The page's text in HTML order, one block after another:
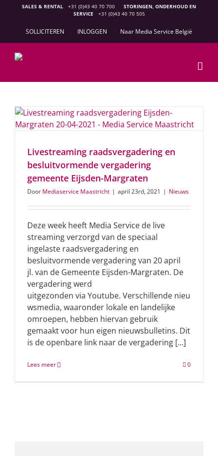
SALES & RENTAL +31 (0)43 40 70 700
STORINGEN, ONDERHOUD EN
SERVICE
+31 (0)43 40 70 505
SOLLICITEREN INLOGGEN Naar Media Service België
Livestreaming raadsvergadering en
besluitvormende vergadering
gemeente Eijsden-Margraten
Door Mediaservice Maastricht | april 23rd, 2021 | Nieuws
Deze week heeft Media Service de live
streaming verzorgd van de speciaal
ingelaste raadsvergadering en
besluitvormende vergadering van 20 april
jl. van de Gemeente Eijsden-Margraten. De
vergadering werd
uitgezonden via Youtube. Verschillende nieu
wsmedia, waaronder lokale en landelijke
omroepen, hebben hiervan gebruik
gemaakt voor hun eigen nieuwsbulletins. Dit
is de openbare link naar de vergadering [...]
Lees meer 0